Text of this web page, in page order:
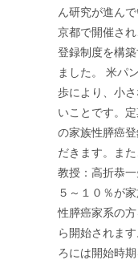
ん研究が進ん
京都で開催さ
登録制度を構
ました。 米パ
歩により、小
いことです。
の家族性膵癌
だきます。ま
教授：高折恭
５～１０％が
性膵癌家系の
ら開始されま
ろには開始時